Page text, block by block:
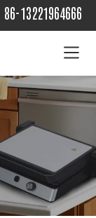
86-13221964666